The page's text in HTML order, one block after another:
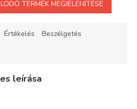
TERMÉK MEGJELENÍTÉSE
Értékelés Beszélgetés
leírása